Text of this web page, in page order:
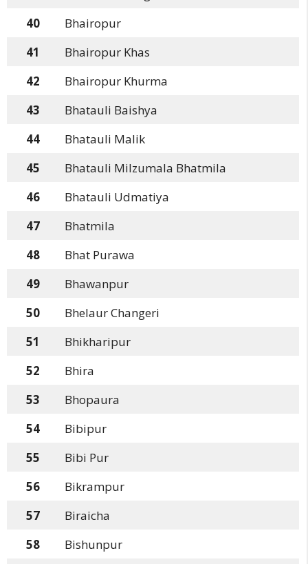
40
Bhairopur
41
Bhairopur Khas
42
Bhairopur Khurma
43
Bhatauli Baishya
44
Bhatauli Malik
45
Bhatauli Milzumala Bhatmila
46
Bhatauli Udmatiya
47
Bhatmila
48
Bhat Purawa
49
Bhawanpur
50
Bhelaur Changeri
51
Bhikharipur
52
Bhira
53
Bhopaura
54
Bibipur
55
Bibi Pur
56
Bikrampur
57
Biraicha
58
Bishunpur